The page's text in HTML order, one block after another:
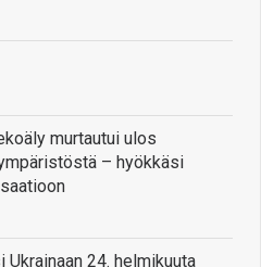
murtautui ulos
– hyökkäsi
Ukrainaan 24. helmikuuta